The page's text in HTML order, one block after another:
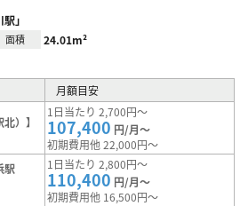
」
面積 24.01m²
月額目安
）】
1日当たり 2,700円～
107,400 円/月～
初期費用他 22,000円～
駅
1日当たり 2,800円～
110,400 円/月～
初期費用他 16,500円～